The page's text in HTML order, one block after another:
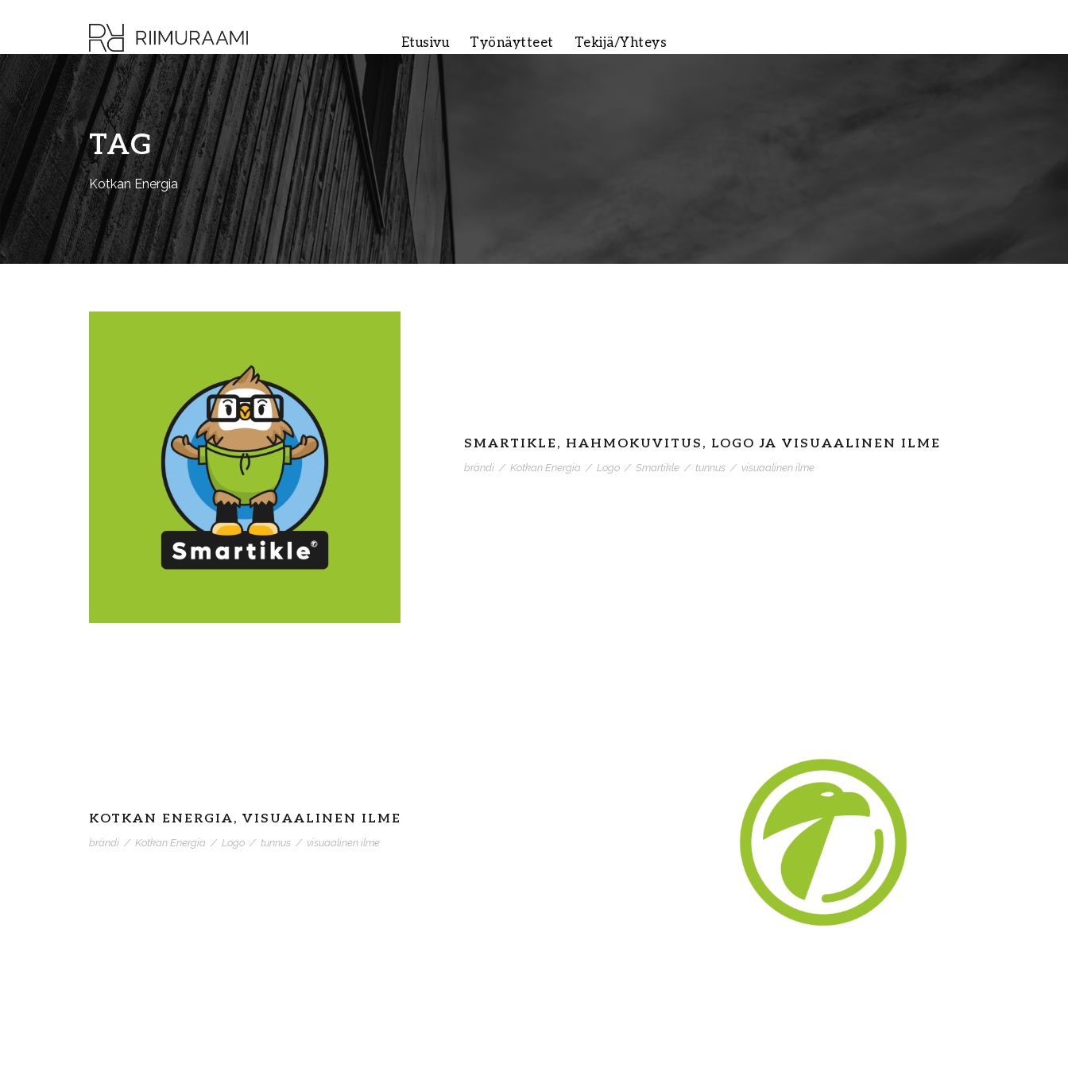
Etusivu Työnäytteet Tekijä/Yhteys
TAG
Kotkan Energia
SMARTIKLE, HAHMOKUVITUS, LOGO JA VISUAALINEN ILME
brändi / Kotkan Energia / Logo / Smartikle / tunnus / visuaalinen ilme
KOTKAN ENERGIA, VISUAALINEN ILME
brändi / Kotkan Energia / Logo / tunnus / visuaalinen ilme